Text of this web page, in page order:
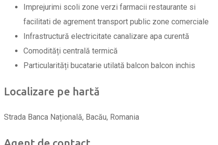
Imprejurimi scoli zone verzi farmacii restaurante si
facilitati de agrement transport public zone comerciale
Infrastructură electricitate canalizare apa curentă
Comodități centrală termică
Particularități bucatarie utilată balcon balcon inchis
Localizare pe hartă
Strada Banca Națională, Bacău, Romania